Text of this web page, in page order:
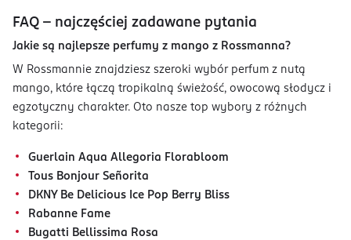
FAQ – najczęściej zadawane pytania
Jakie są najlepsze perfumy z mango z Rossmanna?
W Rossmannie znajdziesz szeroki wybór perfum z nutą
mango, które łączą tropikalną świeżość, owocową słodycz i
egzotyczny charakter. Oto nasze top wybory z różnych
kategorii:
Guerlain Aqua Allegoria Florabloom
Tous Bonjour Señorita
DKNY Be Delicious Ice Pop Berry Bliss
Rabanne Fame
Bugatti Bellissima Rosa